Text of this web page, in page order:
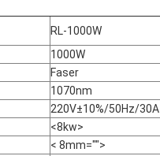
RL-1000W
1000W
Faser
1070nm
220V±10%/50Hz/30A
<8kw>
< 8mm="">